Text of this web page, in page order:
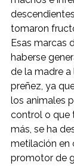
tomaron
Esas marcas
haberse
de la madre
preñez, ya
los animales
control o que
más, se ha
metilación en
promotor de